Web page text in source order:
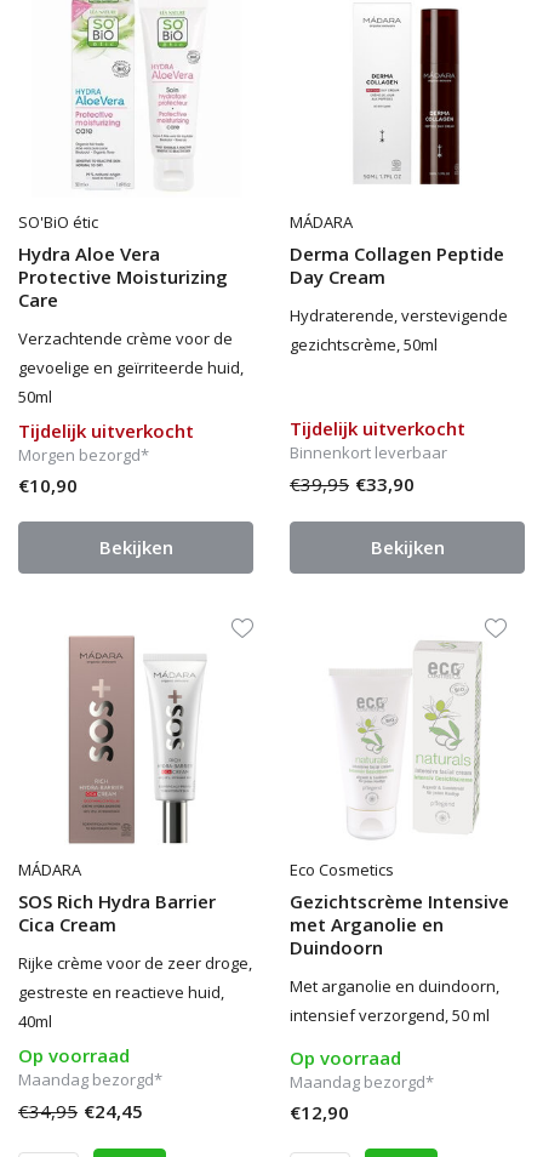
SO'BiO étic
Hydra Aloe Vera
Protective Moisturizing
Care
Verzachtende crème voor de
gevoelige en geïrriteerde huid,
50ml
Tijdelijk uitverkocht
Morgen bezorgd*
€10,90
Bekijken
MÁDARA
Derma Collagen Peptide
Day Cream
Hydraterende, verstevigende
gezichtscrème, 50ml
Tijdelijk uitverkocht
Binnenkort leverbaar
€39,95 €33,90
Bekijken
MÁDARA
SOS Rich Hydra Barrier
Cica Cream
Rijke crème voor de zeer droge,
gestreste en reactieve huid,
40ml
Op voorraad
Maandag bezorgd*
€34,95 €24,45
Eco Cosmetics
Gezichtscrème Intensive
met Arganolie en
Duindoorn
Met arganolie en duindoorn,
intensief verzorgend, 50 ml
Op voorraad
Maandag bezorgd*
€12,90